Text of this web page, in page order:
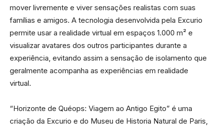
mover livremente e viver sensações realistas com suas
famílias e amigos. A tecnologia desenvolvida pela Excurio
permite usar a realidade virtual em espaços 1.000 m² e
visualizar avatares dos outros participantes durante a
experiência, evitando assim a sensação de isolamento que
geralmente acompanha as experiências em realidade
virtual.
“Horizonte de Quéops: Viagem ao Antigo Egito” é uma
criação da Excurio e do Museu de Historia Natural de Paris,